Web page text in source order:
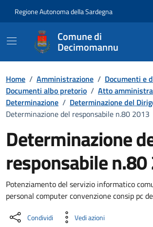
Regione Autonoma della Sardegna
Comune di
Decimomannu
Home / Amministrazione / Documenti e
Documenti albo pretorio / Atto
Determinazione / Determinazione del
Determinazione del responsabile n.80 2013
Determinazione
responsabile
Dettaglio del documento
Potenziamento del servizio informatico
personal computer convenzione consip pc
Condividi Vedi azioni